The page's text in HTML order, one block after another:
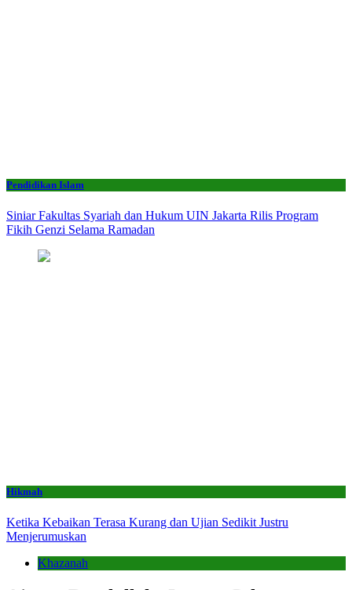
Pendidikan Islam
Siniar Fakultas Syariah dan Hukum UIN Jakarta Rilis Program
Fikih Genzi Selama Ramadan
Hikmah
Ketika Kebaikan Terasa Kurang dan Ujian Sedikit Justru
Menjerumuskan
Khazanah